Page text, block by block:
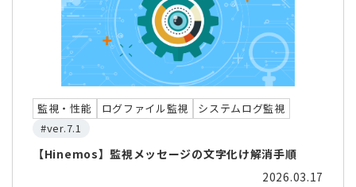
監視・性能 ログファイル監視
システムログ監視
#ver.7.1
【Hinemos】監視メッセージの文字化け解消手順
2026.03.17